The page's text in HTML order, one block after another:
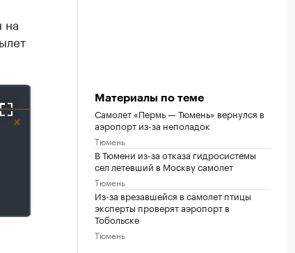
на
Материалы по теме
Самолет «Пермь — Тюмень» вернулся в
аэропорт из-за неполадок
Тюмень
В Тюмени из-за отказа гидросистемы
сел летевший в Москву самолет
Тюмень
Из-за врезавшейся в самолет птицы
эксперты проверят аэропорт в
Тобольске
Тюмень